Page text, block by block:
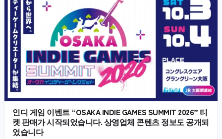
인디 게임 이벤트 “OSAKA INDIE GAMES SUMMIT 2026” 티
켓 판매가 시작되었습니다. 상영업체 콘텐츠 정보도 공개되
었습니다